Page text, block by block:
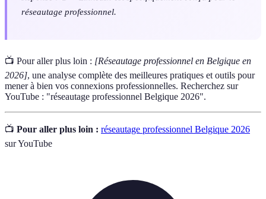
réseautage professionnel.
📺 Pour aller plus loin : [Réseautage professionnel en Belgique en
2026], une analyse complète des meilleures pratiques et outils pour
mener à bien vos connexions professionnelles. Recherchez sur
YouTube : "réseautage professionnel Belgique 2026".
📺 Pour aller plus loin : réseautage professionnel Belgique 2026
sur YouTube